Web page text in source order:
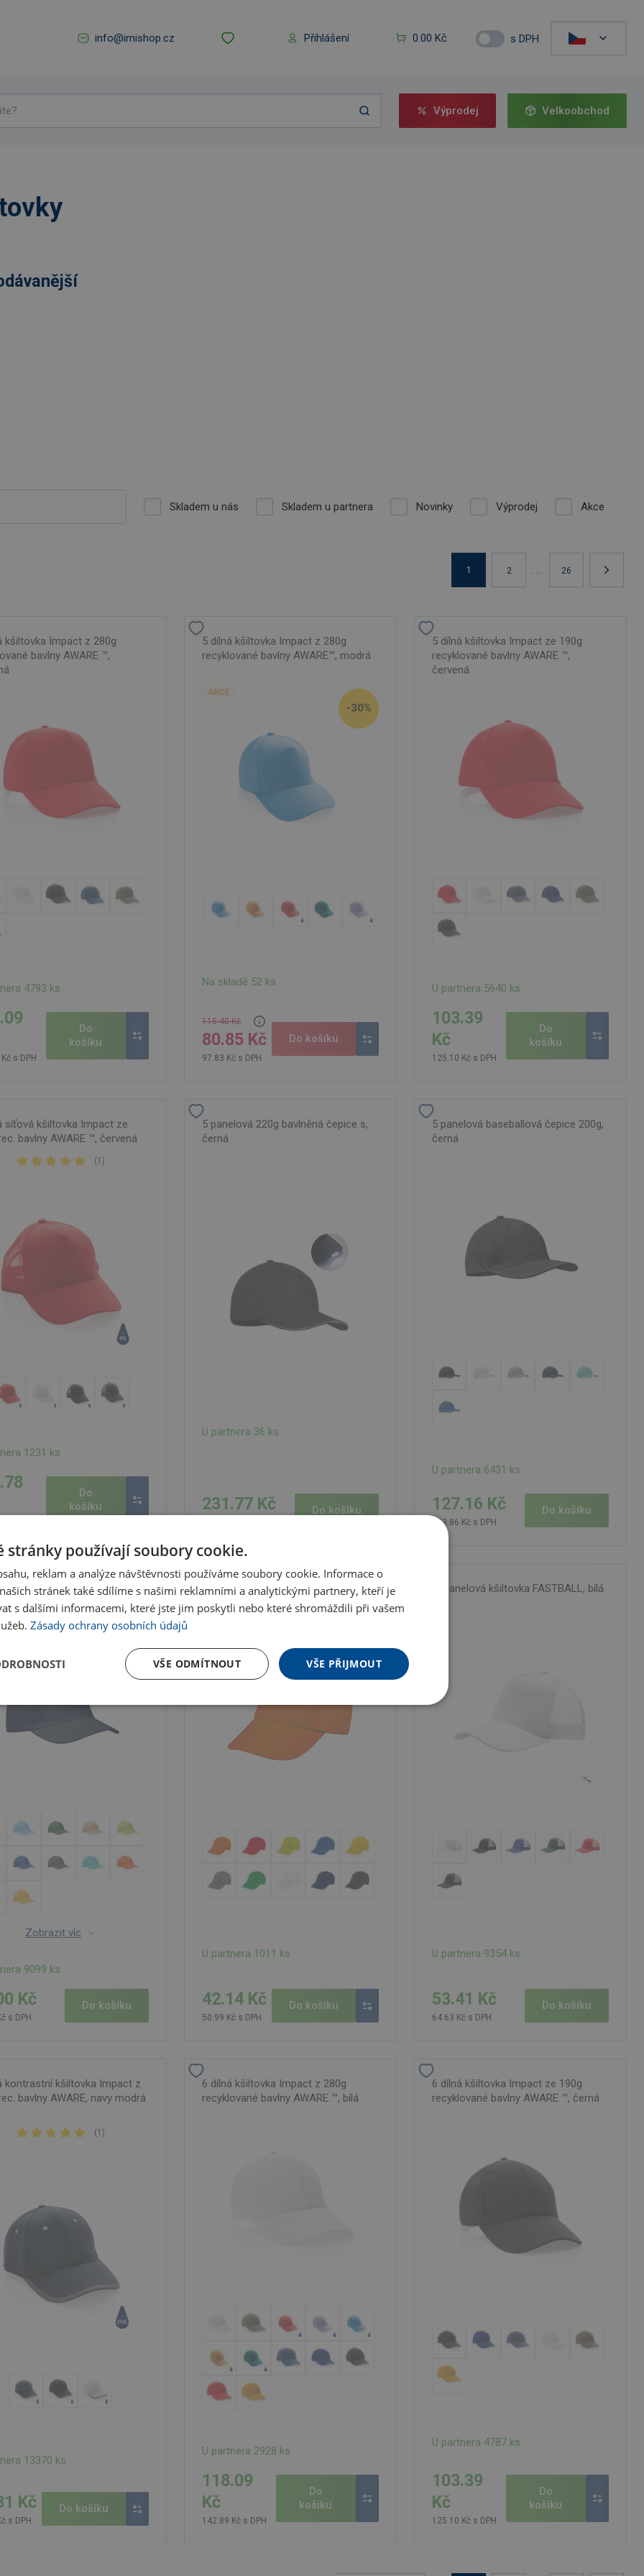
info@imishop.cz Přihlášení 0.00 Kč s DPH
Výprodej Velkoobchod
Skladem u nás Skladem u partnera Novinky Výprodej Akce
1 2 26
kšiltovka Impact z 280g
bavlny AWARE ™,
4793 ks
s DPH
Do
košíku
5 dílná kšiltovka Impact z 280g
recyklované bavlny AWARE™, modrá
AKCE
-30%
Na skladě 52 ks
115.40 Kč
80.85 Kč
97.83 Kč s DPH
Do košíku
5 dílná kšiltovka Impact ze 190g
recyklované bavlny AWARE ™,
červená
U partnera 5640 ks
103.39
Kč
125.10 Kč s DPH
Do
košíku
síťová kšiltovka Impact ze
bavlny AWARE ™, červená
(1 )
1231 ks
Do
košíku
5 panelová 220g bavlněná čepice s,
černá
U partnera 36 ks
231.77 Kč Do košíku
5 panelová baseballová čepice 200g,
černá
U partnera 6431 ks
127.16 Kč
153.86 Kč s DPH
Do košíku
baseballová čepice,
French Navy
Zobrazit víc
9099 ks
Kč
s DPH
Do košíku
5 panelová kšiltovka, oranžová
U partnera 1011 ks
42.14 Kč
50.99 Kč s DPH
Do košíku
5panelová kšiltovka FASTBALL, bílá
U partnera 9354 ks
53.41 Kč
64.63 Kč s DPH
Do košíku
kontrastní kšiltovka Impact z
bavlny AWARE, navy modrá
(1 )
13370 ks
Kč
s DPH
Do košíku
6 dílná kšiltovka Impact z 280g
recyklované bavlny AWARE ™, bílá
U partnera 2928 ks
118.09
Kč
142.89 Kč s DPH
Do
košíku
6 dílná kšiltovka Impact ze 190g
recyklované bavlny AWARE ™, černá
U partnera 4787 ks
103.39
Kč
125.10 Kč s DPH
Do
košíku
stránky používají soubory cookie.
reklam a analýze návštěvnosti používáme soubory cookie. Informace o
stránek také sdílíme s našimi reklamními a analytickými partnery, kteří je
s dalšími informacemi, které jste jim poskytli nebo které shromáždili při vašem
Zásady ochrany osobních údajů
VŠE PŘIJMOUT
VŠE ODMÍTNOUT